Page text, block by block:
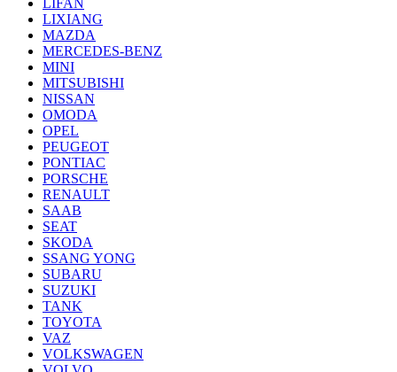
LIXIANG
MAZDA
MERCEDES-BENZ
MINI
MITSUBISHI
NISSAN
OMODA
OPEL
PEUGEOT
PONTIAC
PORSCHE
RENAULT
SAAB
SEAT
SKODA
SSANG YONG
SUBARU
SUZUKI
TANK
TOYOTA
VAZ
VOLKSWAGEN